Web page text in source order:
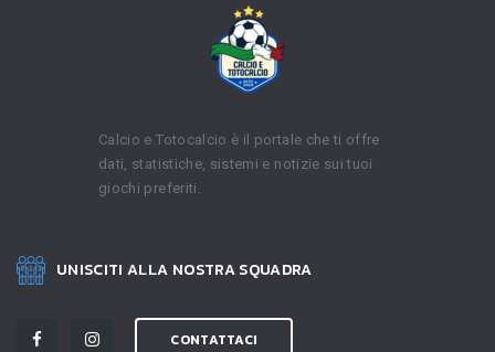
Calcio e Totocalcio è il portale che ti offre
dati, statistiche, sistemi e notizie sui tuoi
giochi preferiti.
UNISCITI ALLA NOSTRA SQUADRA
CONTATTACI